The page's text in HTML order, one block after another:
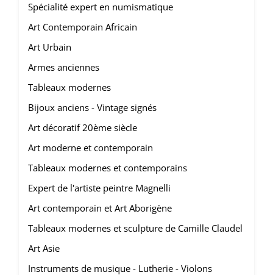
Spécialité expert en numismatique
Art Contemporain Africain
Art Urbain
Armes anciennes
Tableaux modernes
Bijoux anciens - Vintage signés
Art décoratif 20ème siècle
Art moderne et contemporain
Tableaux modernes et contemporains
Expert de l'artiste peintre Magnelli
Art contemporain et Art Aborigène
Tableaux modernes et sculpture de Camille Claudel
Art Asie
Instruments de musique - Lutherie - Violons